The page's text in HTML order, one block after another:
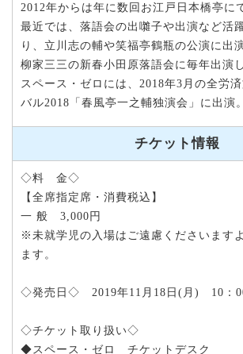
2012年からは年に数回お江戸日本橋亭に
最近では、落語会の出囃子や出演など活
り、立川志の輔や笑福亭鶴瓶の公演に出
柳家三三の新春小田原落語会に毎年出演
スペース・ゼロには、2018年3月の全労
バル2018「春風亭一之輔独演会」に出演。
チケット情報
◇料 金◇
【全席指定席・消費税込】
一 般 3,000円
※未就学児の入場はご遠慮くださいます
ます。
◇発売日◇ 2019年11月18日(月) 10：
◇チケット取り扱い◇
◆スペース・ゼロ チケットデスク